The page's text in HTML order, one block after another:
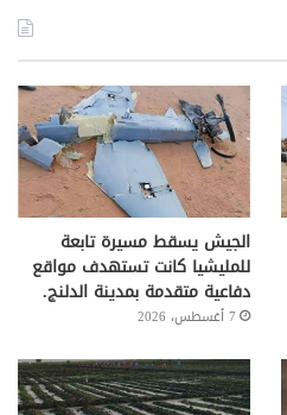
الجيش يسقط مسيرة تابعة
للمليشيا كانت تستهدف مواقع
دفاعية متقدمة بمدينة الدلنج.
7 أغسطس، 2026